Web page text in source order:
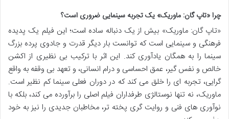
چرا «تاپ گان: ماوریک» یک تجربه سینمایی ضروری است؟
«تاپ گان: ماوریک» بیش از یک دنباله ساده است؛ این فیلم یک پدیده
فرهنگی و سینمایی است که توانست بار دیگر قدرت و جادوی پرده بزرگ
سینما را به همگان یادآوری کند. این اثر با ترکیب بی نظیری از اکشن
خالص و نفس گیر، عمق احساسی و درام انسانی، و تعهد بی وقفه به واقع
گرایی، تجربه ای را خلق می کند که در دوران فعلی سینما کم نظیر است.
ماوریک، نه تنها نوستالژی طرفداران فیلم اصلی را برآورده می کند، بلکه با
نوآوری های فنی و روایت گری پخته تر، مخاطبان جدیدی را نیز به خود